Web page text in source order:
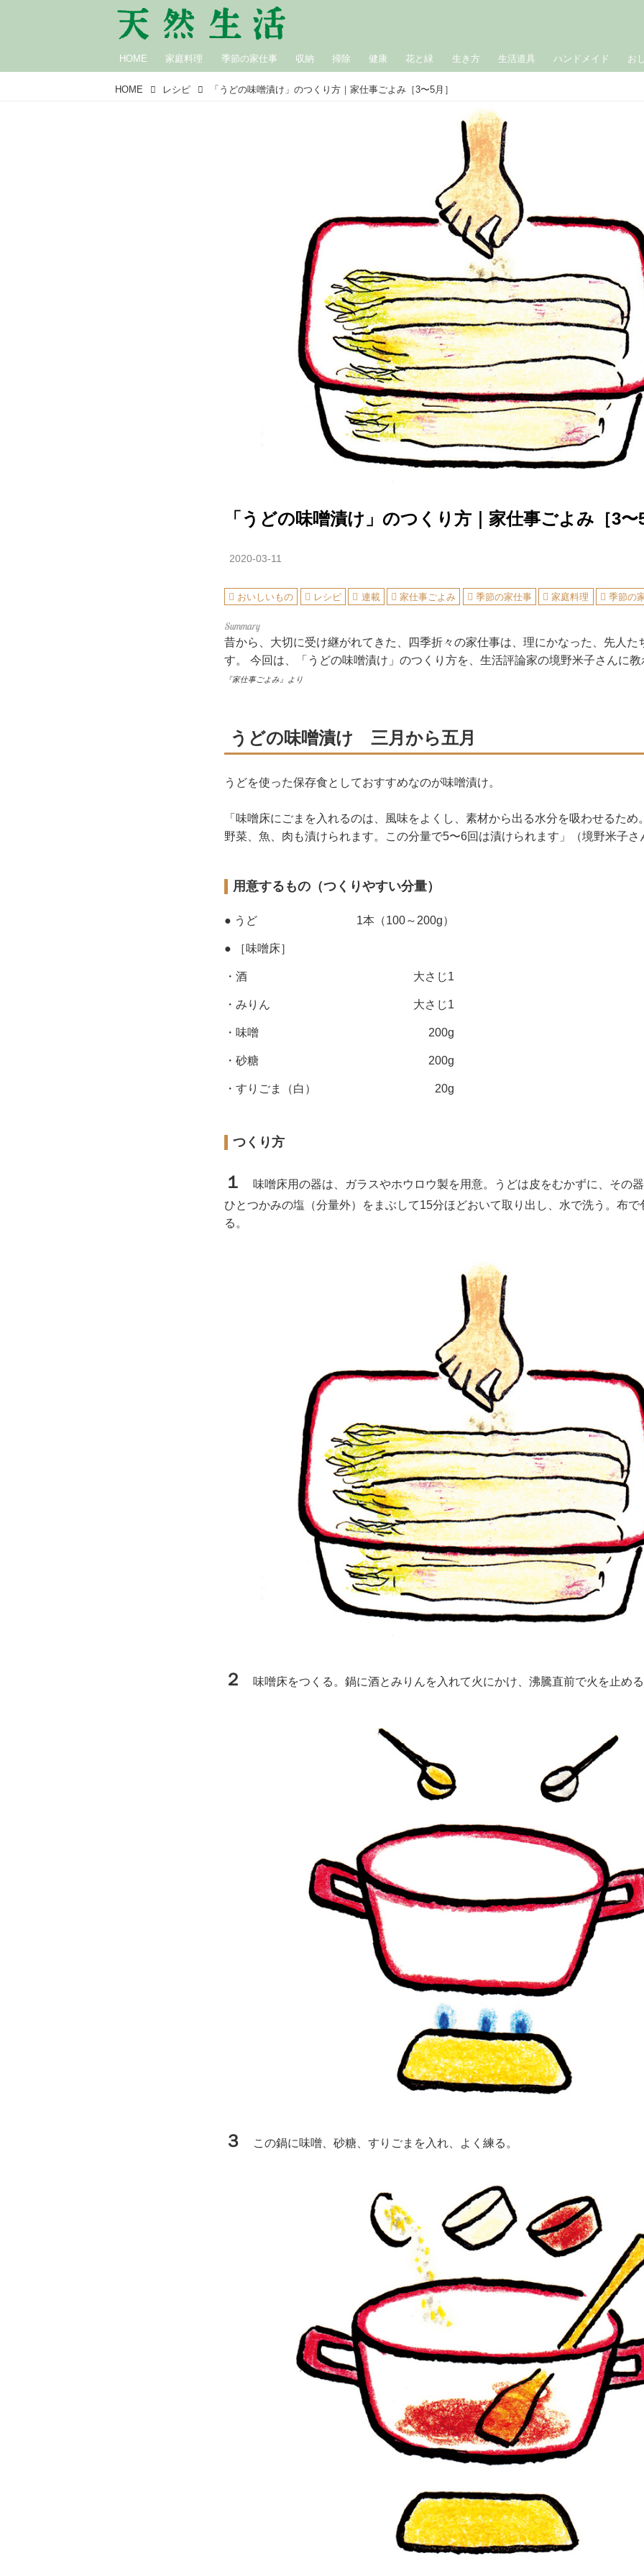
HOME 家庭料理 季節の家仕事 収納 掃除 健康 花と緑 生き方 生活道具 ハンドメイド お
HOME レシピ 「うどの味噌漬け」のつくり方｜家仕事ごよみ［3〜5月］
「うどの味噌漬け」のつくり方｜家仕事ごよみ［3〜
2020-03-11
おいしいもの レシピ 連載 家仕事ごよみ 季節の家仕事 家庭料理 季節の
昔から、大切に受け継がれてきた、四季折々の家仕事は、理にかなった、先人た
す。 今回は、「うどの味噌漬け」のつくり方を、生活評論家の境野米子さんに
『家仕事ごよみ』より
うどの味噌漬け 三月から五月
うどを使った保存食としておすすめなのが味噌漬け。
「味噌床にごまを入れるのは、風味をよくし、素材から出る水分を吸わせるため
野菜、魚、肉も漬けられます。この分量で5〜6回は漬けられます」（境野米子さ
用意するもの（つくりやすい分量）
● うど 1本（100～200g）
● ［味噌床］
・酒 大さじ1
・みりん 大さじ1
・味噌 200g
・砂糖 200g
・すりごま（白） 20g
つくり方
１
味噌床用の器は、ガラスやホウロウ製を用意。うどは皮をむかずに、その
ひとつかみの塩（分量外）をまぶして15分ほどおいて取り出し、水で洗う。布で
る。
２ 味噌床をつくる。鍋に酒とみりんを入れて火にかけ、沸騰直前で火を止め
３ この鍋に味噌、砂糖、すりごまを入れ、よく練る。